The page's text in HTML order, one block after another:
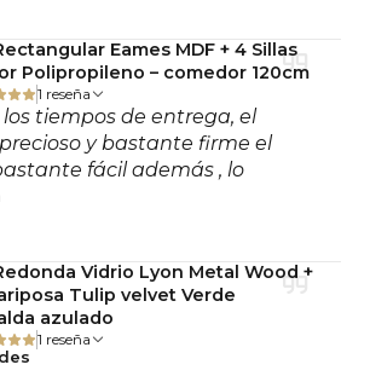
humedad para conservar el
y las sillas.
armado, pernos y herramientas.
Eames MDF + 4 Sillas
Polipropileno – comedor 120cm
1 reseña
tiempos de entrega, el
y bastante firme el
fácil además , lo
Vidrio Lyon Metal Wood +
Tulip velvet Verde
azulado
1 reseña